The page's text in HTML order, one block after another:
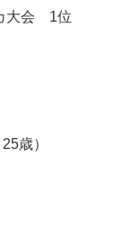
大会 1位
歳）